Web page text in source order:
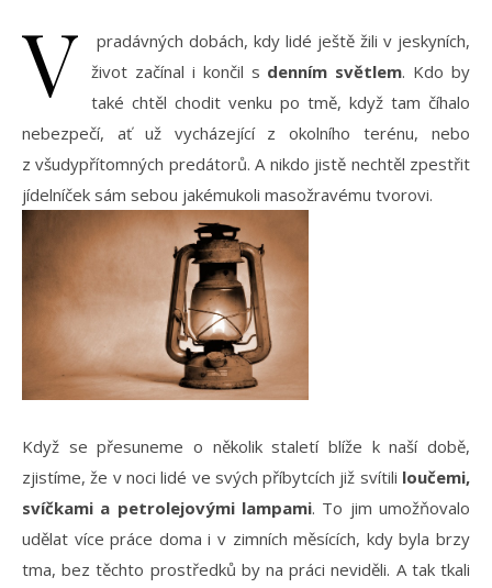
V
pradávných dobách, kdy lidé ještě žili v jeskyních,
život začínal i končil s denním světlem. Kdo by
také chtěl chodit venku po tmě, když tam číhalo
nebezpečí, ať už vycházející z okolního terénu, nebo
z všudypřítomných predátorů. A nikdo jistě nechtěl zpestřit
jídelníček sám sebou jakémukoli masožravému tvorovi.
Když se přesuneme o několik staletí blíže k naší době,
zjistíme, že v noci lidé ve svých příbytcích již svítili loučemi,
svíčkami a petrolejovými lampami. To jim umožňovalo
udělat více práce doma i v zimních měsících, kdy byla brzy
tma, bez těchto prostředků by na práci neviděli. A tak tkali